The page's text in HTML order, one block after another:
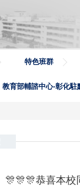
特色班群
教育部輔諮中心-彰化駐
🎊🎊🎊恭喜本校